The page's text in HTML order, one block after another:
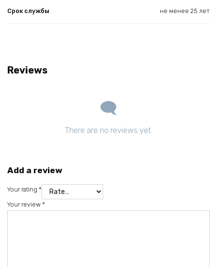
Срок службы не менее 25 лет
Reviews
There are no reviews yet.
Add a review
Your rating *
Your review *